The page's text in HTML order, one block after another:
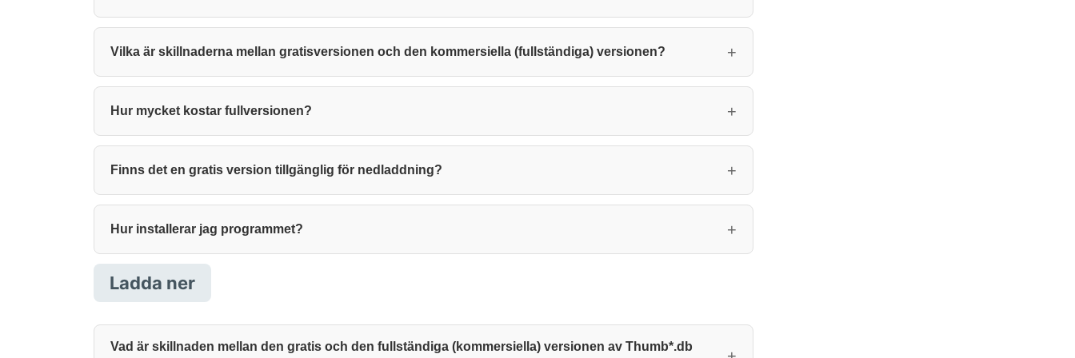
Vilka är skillnaderna mellan gratisversionen och den kommersiella (fullständiga) versionen?
Hur mycket kostar fullversionen?
Finns det en gratis version tillgänglig för nedladdning?
Hur installerar jag programmet?
Ladda ner
Vad är skillnaden mellan den gratis och den fullständiga (kommersiella) versionen av Thumb*.db